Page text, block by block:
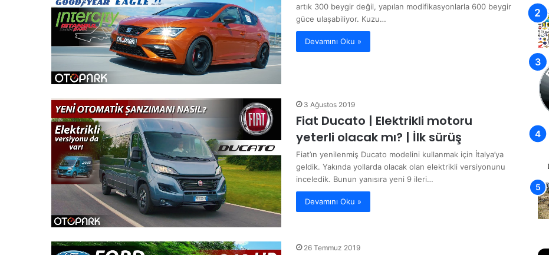
artık 300 beygir değil, yapılan modifikasyonlarla 600 beygir
güce ulaşabiliyor. Kuzu…
Devamını Oku »
3 Ağustos 2019
Fiat Ducato | Elektrikli motoru
yeterli olacak mı? | İlk sürüş
Fiat’ın yenilenmiş Ducato modelini kullanmak için İtalya’ya
geldik. Yakında yollarda olacak olan elektrikli versiyonunu
inceledik. Bunun yanısıra yeni 9 ileri…
Devamını Oku »
26 Temmuz 2019